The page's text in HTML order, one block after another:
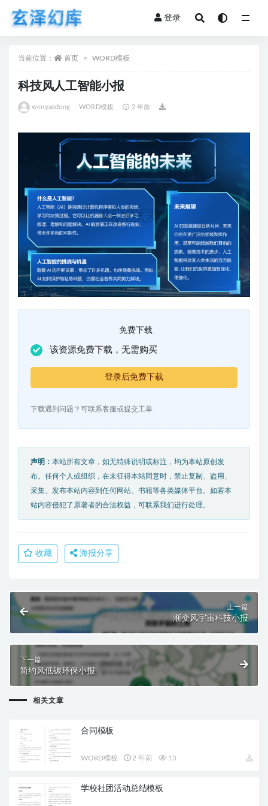
登录
当前位置： 首页 WORD模板
科技风人工智能小报
wenyaodong WORD模板 2 年前
免费下载
该资源免费下载，无需购买
登录后免费下载
下载遇到问题？可联系客服或提交工单
声明： 本站所有文章，如无特殊说明或标注，均为本站原创发
布。任何个人或组织，在未征得本站同意时，禁止复制、盗用、
采集、发布本站内容到任何网站、书籍等各类媒体平台。如若本
站内容侵犯了原著者的合法权益，可联系我们进行处理。
收藏 海报分享
上一篇
渐变风宇宙科技小报
下一篇
简约风低碳环保小报
相关文章
合同模板
WORD模板 2 年前 13
学校社团活动总结模板